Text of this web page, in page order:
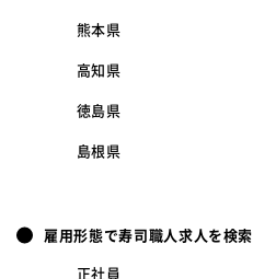
熊本県
高知県
徳島県
島根県
雇用形態で寿司職人求人を検索
正社員